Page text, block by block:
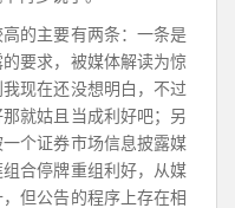
的主要有两条：一条是
要求，被媒体解读为惊
现在还没想明白，不过
就姑且当成利好吧；另
个证券市场信息披露媒
合停牌重组利好，从媒
但公告的程序上存在相